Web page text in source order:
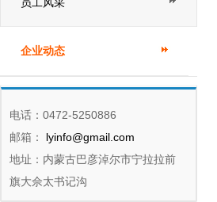
企业动态
电话：0472-5250886
邮箱：
lyinfo@gmail.com
地址：内蒙古巴彦淖尔市宁拉拉前
旗大佘太书记沟